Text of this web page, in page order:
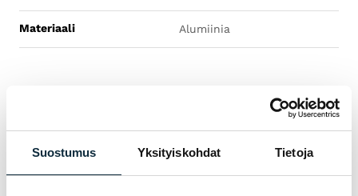
Suostumus Yksityiskohdat Tietoja
Materiaali Alumiinia
ARVOSTELUT